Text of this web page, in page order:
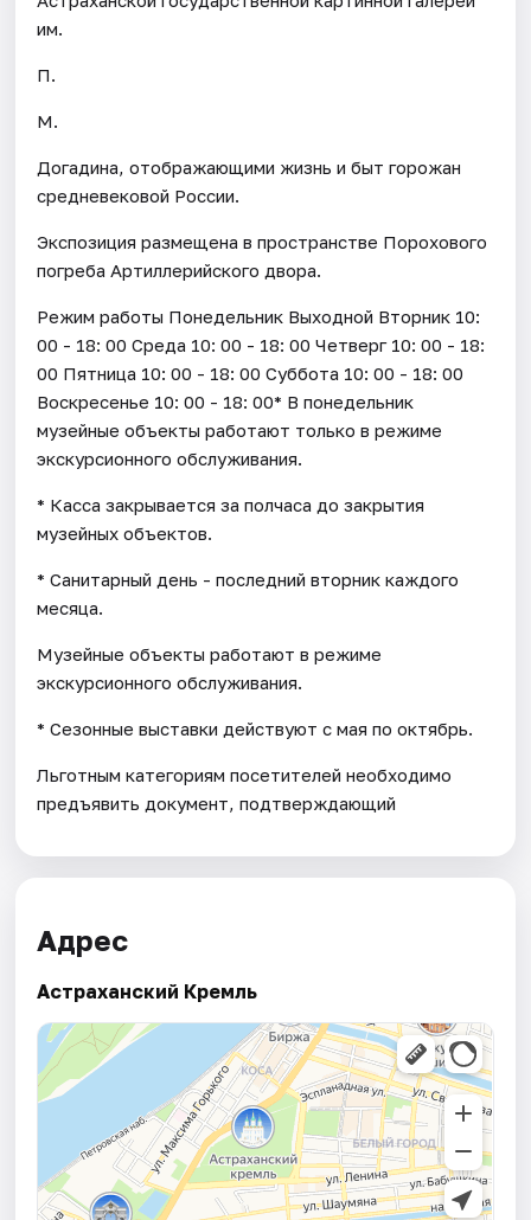
им.
П.
М.
Догадина, отображающими жизнь и быт горожан
средневековой России.
Экспозиция размещена в пространстве Порохового
погреба Артиллерийского двора.
Режим работы Понедельник Выходной Вторник 10:
00 - 18: 00 Среда 10: 00 - 18: 00 Четверг 10: 00 - 18:
00 Пятница 10: 00 - 18: 00 Суббота 10: 00 - 18: 00
Воскресенье 10: 00 - 18: 00* В понедельник
музейные объекты работают только в режиме
экскурсионного обслуживания.
* Касса закрывается за полчаса до закрытия
музейных объектов.
* Санитарный день - последний вторник каждого
месяца.
Музейные объекты работают в режиме
экскурсионного обслуживания.
* Cезонные выставки действуют с мая по октябрь.
Льготным категориям посетителей необходимо
предъявить документ, подтверждающий
Адрес
Астраханский Кремль